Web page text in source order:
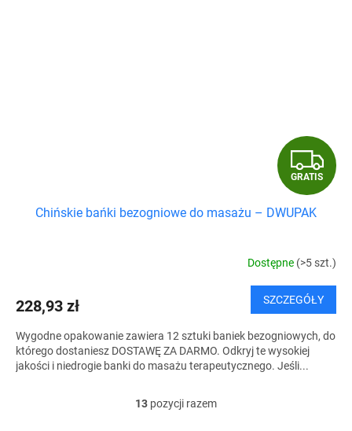
G
R
T
I
S
GRATIS
Chińskie bańki bezogniowe do masażu – DWUPAK
Dostępne (>5 szt.)
228,93 zł SZCZEGÓŁY
Wygodne opakowanie zawiera 12 sztuki baniek bezogniowych, do
którego dostaniesz DOSTAWĘ ZA DARMO. Odkryj te wysokiej
jakości i niedrogie banki do masażu terapeutycznego. Jeśli...
K
13 pozycji razem